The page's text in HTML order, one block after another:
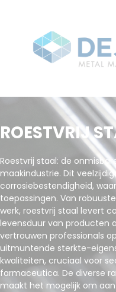
ROESTVRIJ
Roestvrij staal: de
maakindustrie. Dit
corrosiebestendigheid,
toepassingen. Van
werk, roestvrij staal levert
levensduur van producten
vertrouwen professionals
uitmuntende sterkte-
kwaliteiten, cruciaal voor
farmaceutica. De diverse
maakt het mogelijk om